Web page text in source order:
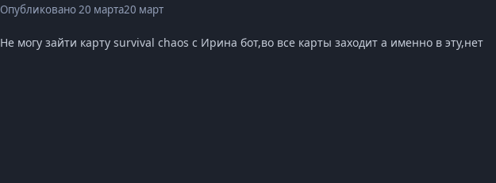
Опубликовано 20 марта20 март
Не могу зайти карту survival chaos с Ирина бот,во все карты заходит а именно в эту,нет